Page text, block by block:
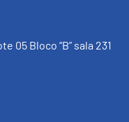
05 Bloco “B” sala 231